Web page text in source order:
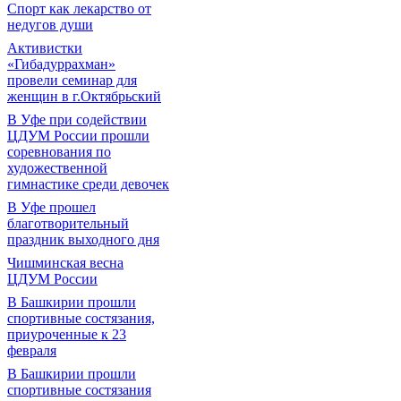
Спорт как лекарство от
недугов души
Активистки
«Гибадуррахман»
провели семинар для
женщин в г.Октябрьский
В Уфе при содействии
ЦДУМ России прошли
соревнования по
художественной
гимнастике среди девочек
В Уфе прошел
благотворительный
праздник выходного дня
Чишминская весна
ЦДУМ России
В Башкирии прошли
спортивные состязания,
приуроченные к 23
февраля
В Башкирии прошли
спортивные состязания